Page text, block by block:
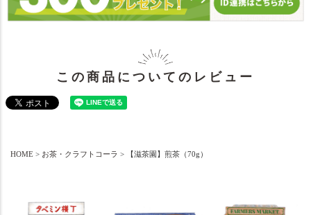
この商品についてのレビュー
HOME お茶・クラフトコーラ 【滋茶園】煎茶（70g）